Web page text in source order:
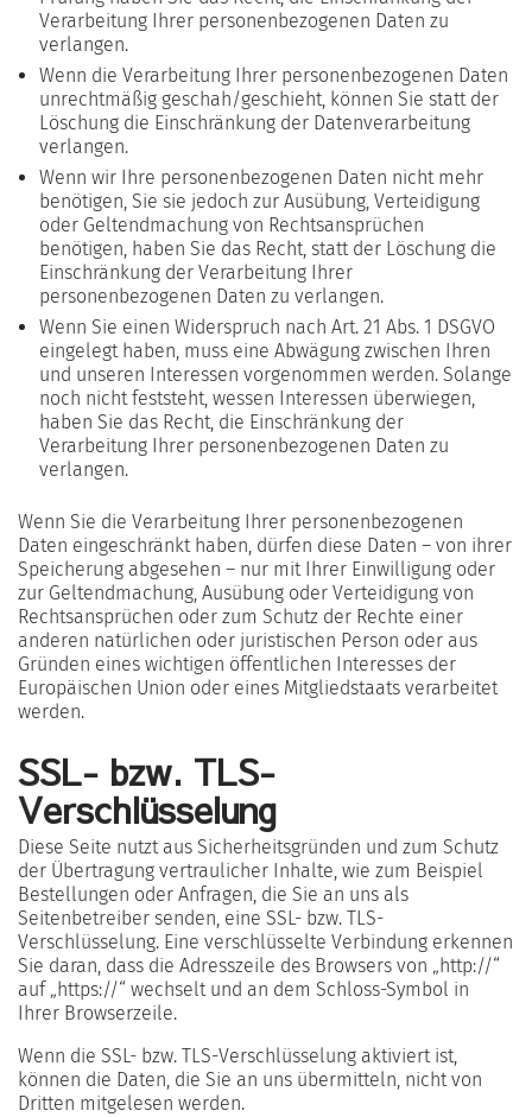
Verarbeitung Ihrer personenbezogenen Daten zu
verlangen.
Wenn die Verarbeitung Ihrer personenbezogenen Daten
unrechtmäßig geschah/geschieht, können Sie statt der
Löschung die Einschränkung der Datenverarbeitung
verlangen.
Wenn wir Ihre personenbezogenen Daten nicht mehr
benötigen, Sie sie jedoch zur Ausübung, Verteidigung
oder Geltendmachung von Rechtsansprüchen
benötigen, haben Sie das Recht, statt der Löschung die
Einschränkung der Verarbeitung Ihrer
personenbezogenen Daten zu verlangen.
Wenn Sie einen Widerspruch nach Art. 21 Abs. 1 DSGVO
eingelegt haben, muss eine Abwägung zwischen Ihren
und unseren Interessen vorgenommen werden. Solange
noch nicht feststeht, wessen Interessen überwiegen,
haben Sie das Recht, die Einschränkung der
Verarbeitung Ihrer personenbezogenen Daten zu
verlangen.
Wenn Sie die Verarbeitung Ihrer personenbezogenen
Daten eingeschränkt haben, dürfen diese Daten – von ihrer
Speicherung abgesehen – nur mit Ihrer Einwilligung oder
zur Geltendmachung, Ausübung oder Verteidigung von
Rechtsansprüchen oder zum Schutz der Rechte einer
anderen natürlichen oder juristischen Person oder aus
Gründen eines wichtigen öffentlichen Interesses der
Europäischen Union oder eines Mitgliedstaats verarbeitet
werden.
SSL- bzw. TLS-
Verschlüsselung
Diese Seite nutzt aus Sicherheitsgründen und zum Schutz
der Übertragung vertraulicher Inhalte, wie zum Beispiel
Bestellungen oder Anfragen, die Sie an uns als
Seitenbetreiber senden, eine SSL- bzw. TLS-
Verschlüsselung. Eine verschlüsselte Verbindung erkennen
Sie daran, dass die Adresszeile des Browsers von „http://“
auf „https://“ wechselt und an dem Schloss-Symbol in
Ihrer Browserzeile.
Wenn die SSL- bzw. TLS-Verschlüsselung aktiviert ist,
können die Daten, die Sie an uns übermitteln, nicht von
Dritten mitgelesen werden.